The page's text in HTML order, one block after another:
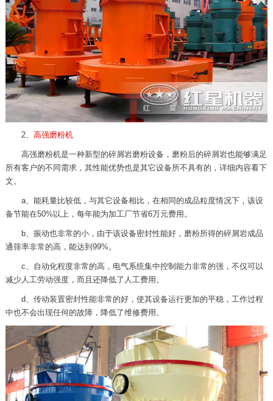
2、 高强磨粉机
高强磨粉机是一种新型的碎屑岩磨粉设备，磨粉后的碎屑岩也能够满足
所有客户的不同需求，其性能优势也是其它设备所不具有的，详细内容看下
文。
a、能耗量比较低，与其它设备相比，在相同的成品粒度情况下，该设
备节能在50%以上，每年能为加工厂节省6万元费用。
b、振动也非常的小，由于该设备密封性能好，磨粉所得的碎屑岩成品
通筛率非常的高，能达到99%。
c、自动化程度非常的高，电气系统集中控制能力非常的强，不仅可以
减少人工劳动强度，而且还降低了人工费用。
d、传动装置密封性能非常的好，使其设备运行更加的平稳，工作过程
中也不会出现任何的故障，降低了维修费用。